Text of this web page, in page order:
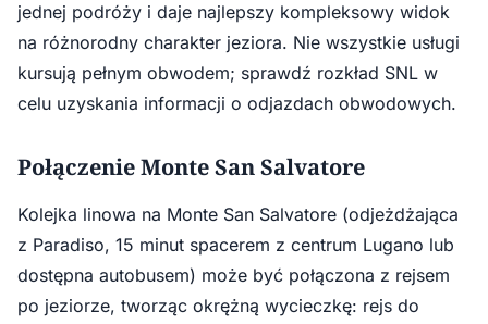
jednej podróży i daje najlepszy kompleksowy widok
na różnorodny charakter jeziora. Nie wszystkie usługi
kursują pełnym obwodem; sprawdź rozkład SNL w
celu uzyskania informacji o odjazdach obwodowych.
Połączenie Monte San Salvatore
Kolejka linowa na Monte San Salvatore (odjeżdżająca
z Paradiso, 15 minut spacerem z centrum Lugano lub
dostępna autobusem) może być połączona z rejsem
po jeziorze, tworząc okrężną wycieczkę: rejs do